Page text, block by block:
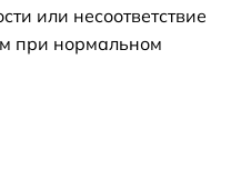
или несоответствие
при нормальном